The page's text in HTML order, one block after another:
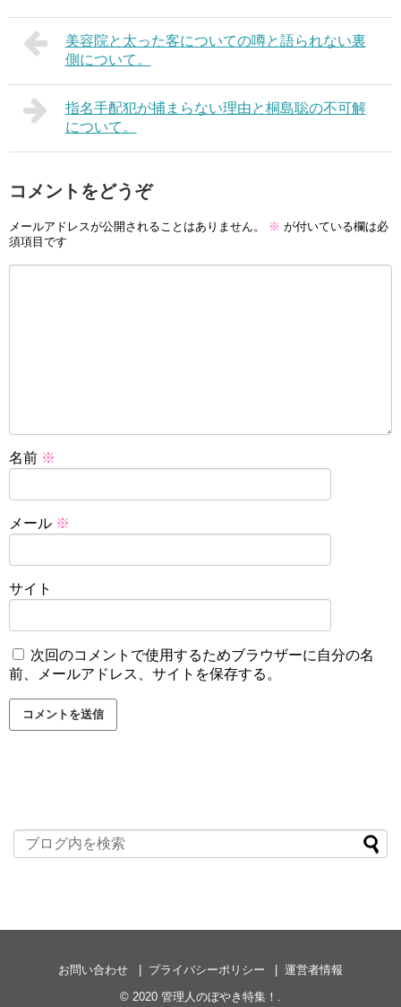
美容院と太った客についての噂と語られない裏
側について。
指名手配犯が捕まらない理由と桐島聡の不可解
について。
コメントをどうぞ
メールアドレスが公開されることはありません。 ※ が付いている欄は必
須項目です
名前 ※
メール ※
サイト
次回のコメントで使用するためブラウザーに自分の名
前、メールアドレス、サイトを保存する。
お問い合わせ プライバシーポリシー
運営者情報
© 2020 管理人のぼやき特集！ .